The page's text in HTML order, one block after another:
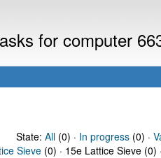
for computer
State: All(0) · In progress(0) ·
Sieve (0) · 15e Lattice Sieve (0) ·